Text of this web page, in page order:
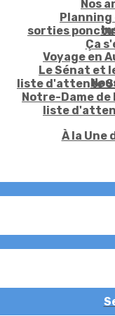
Nos
sorties
Ça
Voyage en
Le Sénat et
liste d'attente
Notre-Dame de
liste
À la Une